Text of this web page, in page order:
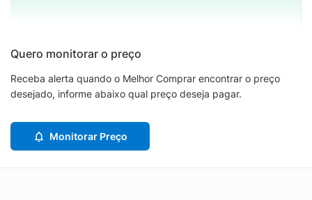
Quero monitorar o preço
Receba alerta quando o Melhor Comprar encontrar o preço
desejado, informe abaixo qual preço deseja pagar.
Monitorar Preço